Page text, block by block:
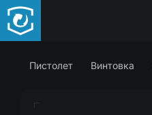
Пистолет Винтовка